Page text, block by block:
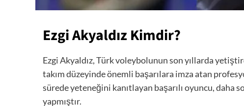
Ezgi Akyaldız Kimdir?
Ezgi Akyaldız, Türk voleybolunun son yıllarda
takım düzeyinde önemli başarılara imza atan
sürede yeteneğini kanıtlayan başarılı oyuncu,
yapmıştır.